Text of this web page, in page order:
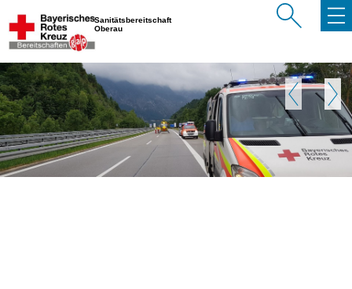
Sanitätsbereitschaft
Oberau
Zurück